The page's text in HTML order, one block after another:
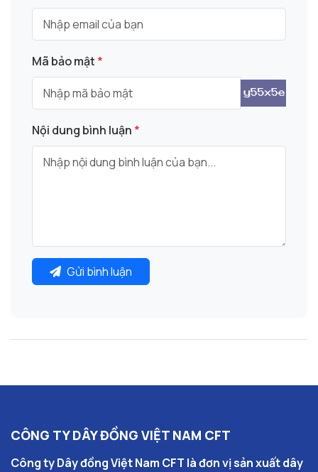
Mã bảo mật *
Nội dung bình luận *
Gửi bình luận
CÔNG TY DÂY ĐỒNG VIỆT NAM CFT
Công ty Dây đồng Việt Nam CFT là đơn vị sản xuất dây